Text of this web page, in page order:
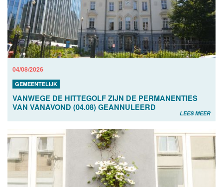
04/08/2026
GEMEENTELIJK
VANWEGE DE HITTEGOLF ZIJN DE PERMANENTIES
VAN VANAVOND (04.08) GEANNULEERD
LEES MEER